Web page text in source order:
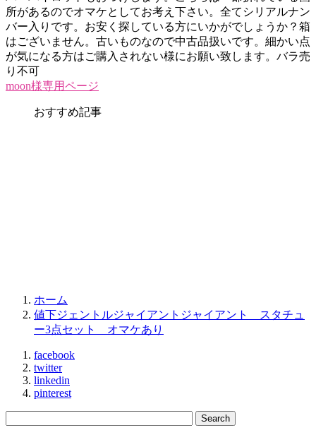
所があるのでオマケとしてお考え下さい。全てシリアルナン
バー入りです。お安く探している方にいかがでしょうか？箱
はございません。古いものなので中古品扱いです。細かい点
が気になる方はご購入されない様にお願い致します。バラ売
り不可
moon様専用ページ
おすすめ記事
ホーム
値下ジェントルジャイアントジャイアント スタチュ
ー3点セット オマケあり
facebook
twitter
linkedin
pinterest